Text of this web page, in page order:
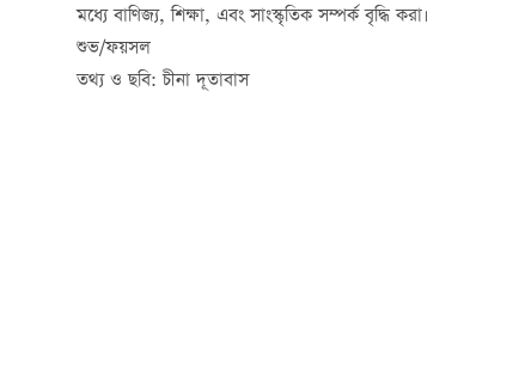
মধ্যে বাণিজ্য, শিক্ষা, এবং সাংস্কৃতিক সম্পর্ক বৃদ্ধি করা।
শুভ/ফয়সল
তথ্য ও ছবি: চীনা দূতাবাস